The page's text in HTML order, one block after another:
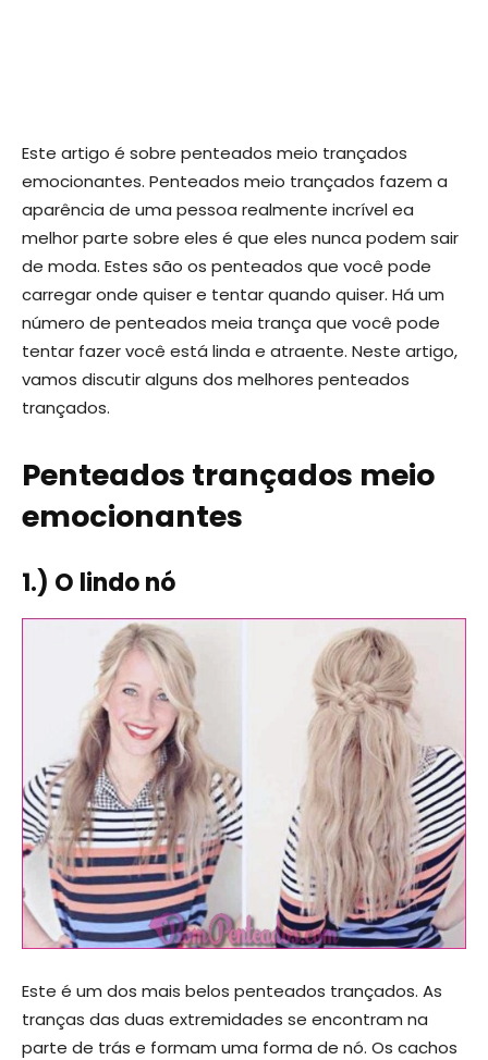
Este artigo é sobre penteados meio trançados
emocionantes. Penteados meio trançados fazem a
aparência de uma pessoa realmente incrível ea
melhor parte sobre eles é que eles nunca podem sair
de moda. Estes são os penteados que você pode
carregar onde quiser e tentar quando quiser. Há um
número de penteados meia trança que você pode
tentar fazer você está linda e atraente. Neste artigo,
vamos discutir alguns dos melhores penteados
trançados.
Penteados trançados meio
emocionantes
1.) O lindo nó
Este é um dos mais belos penteados trançados. As
tranças das duas extremidades se encontram na
parte de trás e formam uma forma de nó. Os cachos